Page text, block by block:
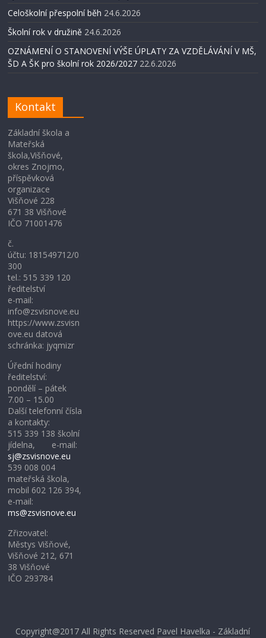
Celoškolní přespolní běh 24.6.2026
Školní rok v družině 24.6.2026
OZNÁMENÍ O STANOVENÍ VÝŠE ÚPLATY ZA VZDĚLÁVÁNÍ V MŠ,
ŠD A ŠK pro školní rok 2026/2027 22.6.2026
Kontakt
Základní škola a
Mateřská
škola,Višňové,
okres Znojmo,
příspěvková
organizace
Višňové 228
671 38 Višňové
IČO 71001476
č.
účtu: 181549712/0
300
tel.: 515 339 120
ředitelství
e-mail:
info@zsvisnove.eu
https://www.zsvisn
ove.eu datová
schránka: jyqmizr
Úřední hodiny
ředitelství:
pondělí – pátek
7.00 – 15.00
Další telefonní čísla
a kontakty:
515 339 138 školní
jídelna, e-mail:
sj@zsvisnove.eu
539 008 004
mateřská škola,
mobil 602 126 394,
e-mail:
ms@zsvisnove.eu
Zřizovatel:
Městys Višňové,
Višňové 212, 671
38 Višňové
IČO 293784
Copyright@2017All Rights Reserved Pavel Havelka - Základní